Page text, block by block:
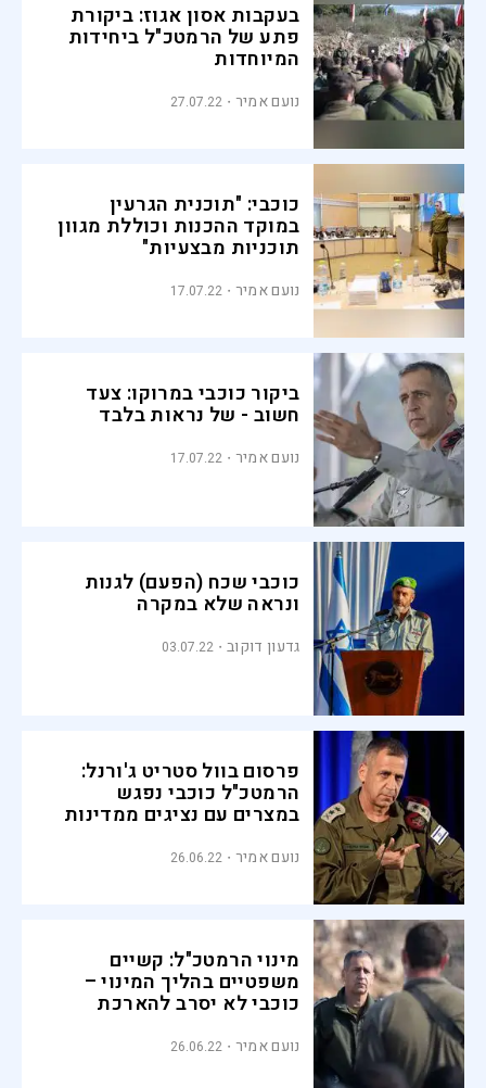
בעקבות אסון אגוז: ביקורת
פתע של הרמטכ"ל ביחידות
המיוחדות
נועם אמיר 27.07.22
כוכבי: "תוכנית הגרעין
במוקד ההכנות וכוללת מגוון
תוכניות מבצעיות"
נועם אמיר 17.07.22
ביקור כוכבי במרוקו: צעד
חשוב - של נראות בלבד
נועם אמיר 17.07.22
כוכבי שכח (הפעם) לגנות
ונראה שלא במקרה
גדעון דוקוב 03.07.22
פרסום בוול סטריט ג'ורנל:
הרמטכ"ל כוכבי נפגש
במצרים עם נציגים ממדינות
נועם אמיר 26.06.22
מינוי הרמטכ"ל: קשיים
משפטיים בהליך המינוי –
כוכבי לא יסרב להארכת
נועם אמיר 26.06.22